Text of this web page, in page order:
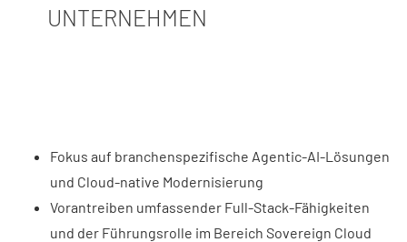
UNTERNEHMEN
Fokus auf branchenspezifische Agentic-AI-Lösungen
und Cloud-native Modernisierung
Vorantreiben umfassender Full-Stack-Fähigkeiten
und der Führungsrolle im Bereich Sovereign Cloud